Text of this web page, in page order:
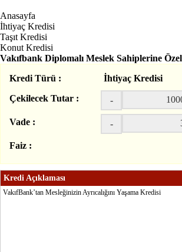
Anasayfa
İhtiyaç Kredisi
Taşıt Kredisi
Konut Kredisi
Vakıfbank Diplomalı Meslek Sahiplerine
Kredi Türü :
İhtiyaç Kredisi
Çekilecek Tutar :
-
Vade : -
Faiz :
Kredi Açıklaması
VakıfBank’tan Mesleğinizin Ayrıcalığını Yaşama Kredisi